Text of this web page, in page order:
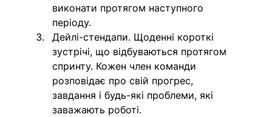
виконати протягом наступного
періоду.
Дейлі-стендапи. Щоденні короткі
зустрічі, що відбуваються протягом
спринту. Кожен член команди
розповідає про свій прогрес,
завдання і будь-які проблеми, які
заважають роботі.